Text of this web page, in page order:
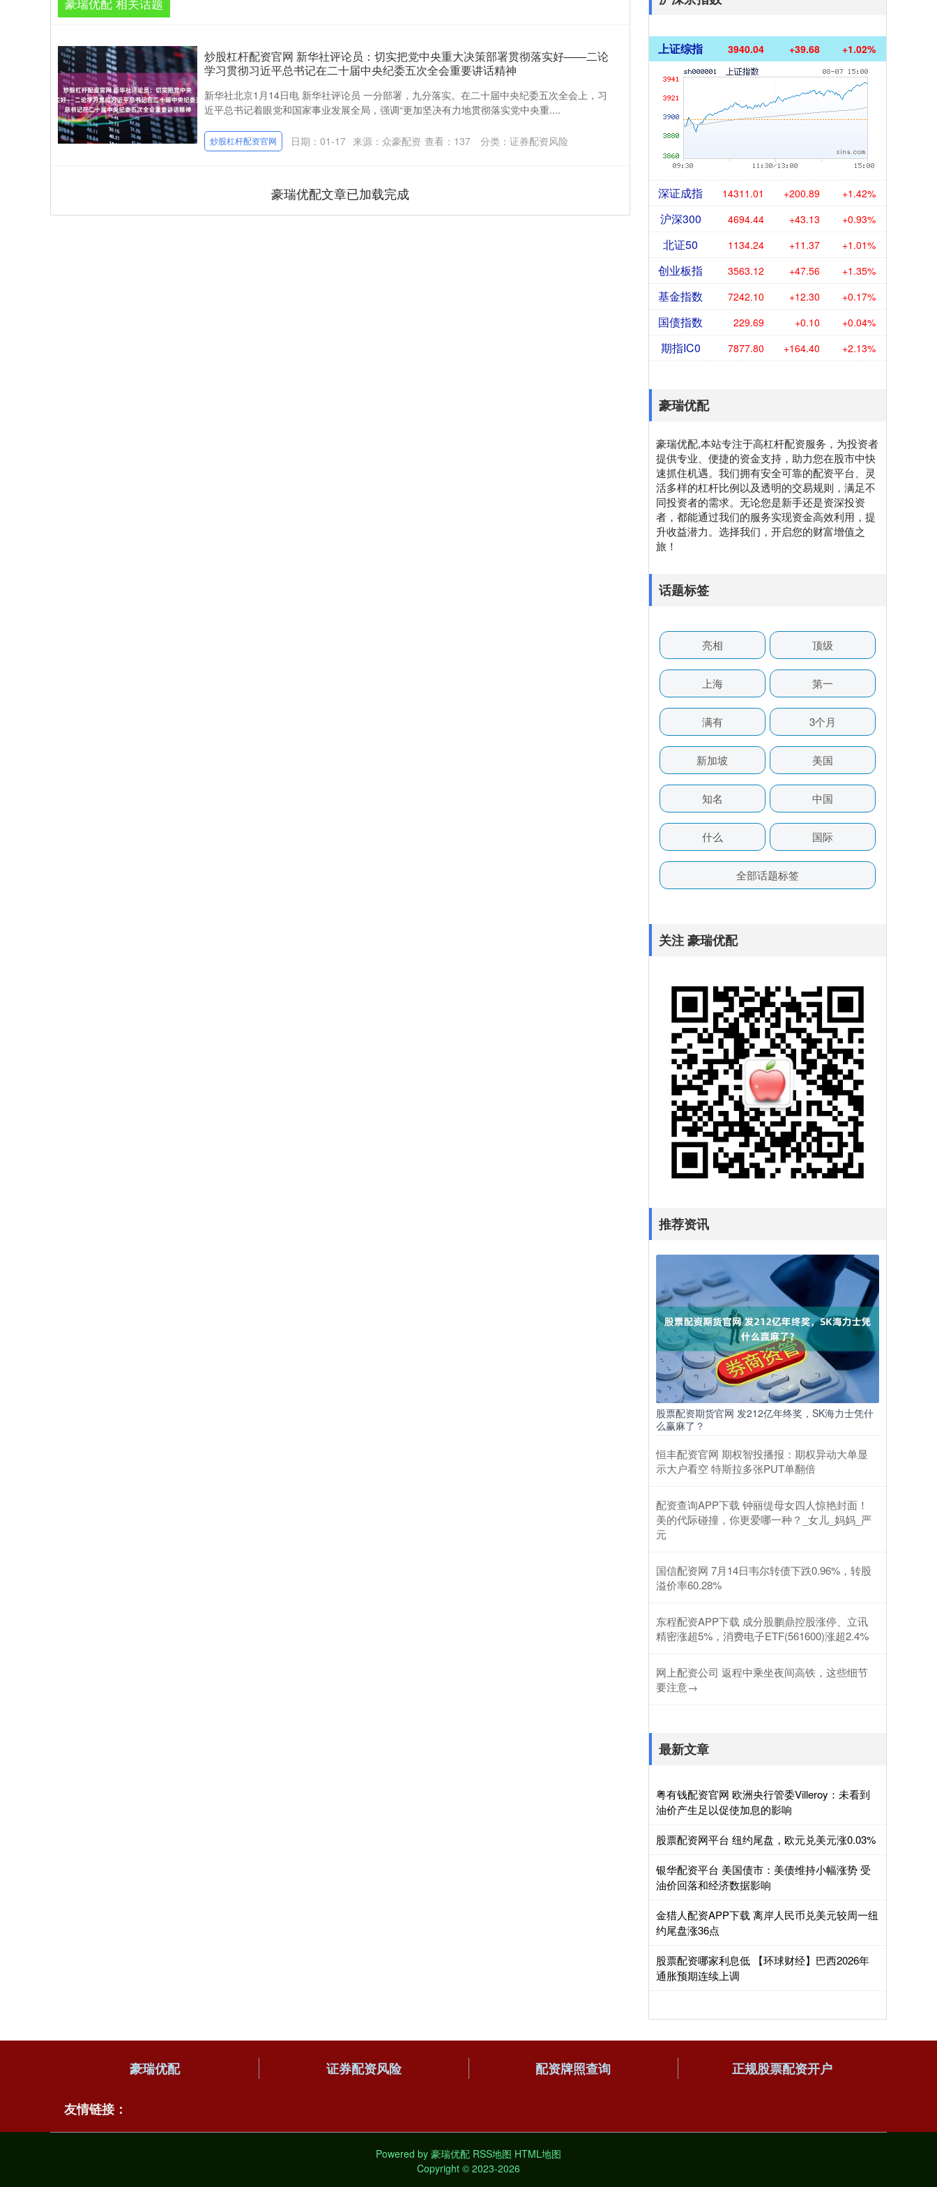
炒股杠杆配资官网 新华社评论员：切实把党中央重大决策部署贯彻落实好——二论
学习贯彻习近平总书记在二十届中央纪委五次全会重要讲话精神
新华社北京1月14日电 新华社评论员 一分部署，九分落实。在二十届中央纪委五次全会上，习
近平总书记着眼党和国家事业发展全局，强调“更加坚决有力地贯彻落实党中央重....
炒股杠杆配资官网 日期：01-17 来源：众豪配资 查看： 137 分类： 证券配资风险
豪瑞优配文章已加载完成
上证综指 3940.04 +39.68 +1.02%
深证成指 14311.01 +200.89 +1.42%
沪深300 4694.44 +43.13 +0.93%
北证50 1134.24 +11.37 +1.01%
创业板指 3563.12 +47.56 +1.35%
基金指数 7242.10 +12.30 +0.17%
国债指数 229.69 +0.10 +0.04%
期指IC0 7877.80 +164.40 +2.13%
豪瑞优配
豪瑞优配,本站专注于高杠杆配资服务，为投资者
提供专业、便捷的资金支持，助力您在股市中快
速抓住机遇。我们拥有安全可靠的配资平台、灵
活多样的杠杆比例以及透明的交易规则，满足不
同投资者的需求。无论您是新手还是资深投资
者，都能通过我们的服务实现资金高效利用，提
升收益潜力。选择我们，开启您的财富增值之
旅！
话题标签
亮相 顶级
上海 第一
满有 3个月
新加坡 美国
知名 中国
什么 国际
全部话题标签
关注 豪瑞优配
推荐资讯
股票配资期货官网 发212亿年终奖，SK海力士凭什
么赢麻了？
恒丰配资官网 期权智投播报：期权异动大单显
示大户看空 特斯拉多张PUT单翻倍
配资查询APP下载 钟丽缇母女四人惊艳封面！
美的代际碰撞，你更爱哪一种？_女儿_妈妈_严
元
国信配资网 7月14日韦尔转债下跌0.96%，转股
溢价率60.28%
东程配资APP下载 成分股鹏鼎控股涨停、立讯
精密涨超5%，消费电子ETF(561600)涨超2.4%
网上配资公司 返程中乘坐夜间高铁，这些细节
要注意→
最新文章
粤有钱配资官网 欧洲央行管委Villeroy：未看到
油价产生足以促使加息的影响
股票配资网平台 纽约尾盘，欧元兑美元涨0.03%
银华配资平台 美国债市：美债维持小幅涨势 受
油价回落和经济数据影响
金猎人配资APP下载 离岸人民币兑美元较周一纽
约尾盘涨36点
股票配资哪家利息低 【环球财经】巴西2026年
通胀预期连续上调
豪瑞优配 证券配资风险 配资牌照查询 正规股票配资开户
友情链接：
Powered by 豪瑞优配 RSS地图 HTML地图
Copyright © 2023-2026